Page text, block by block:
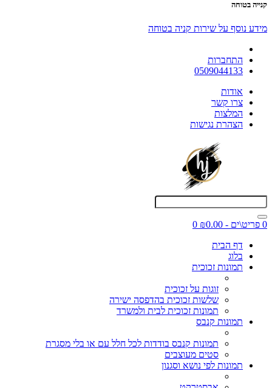
קנייה בטוחה
מידע נוסף על שירות קניה בטוחה
התחברות
0509044133
אודות
צרו קשר
המלצות
הצהרת נגישות
0 פריט\ים - ₪0.00
0
דף הבית
בלוג
תמונות זכוכית
זוגות על זכוכית
שלשות זכוכית בהדפסה ישירה
תמונות זכוכית לבית ולמשרד
תמונות קנבס
תמונות קנבס בודדות לכל חלל עם או בלי מסגרת
סטים מעוצבים
תמונות לפי נושא וסגנון